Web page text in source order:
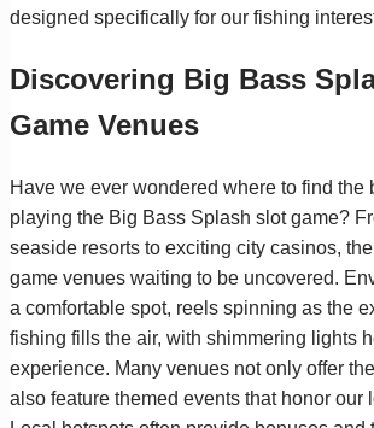
designed specifically for our fishing
Discovering Big Bass
Game Venues
Have we ever wondered where to find the
playing the Big Bass Splash slot game?
seaside resorts to exciting city casinos,
game venues waiting to be uncovered.
a comfortable spot, reels spinning as the
fishing fills the air, with shimmering lights
experience. Many venues not only offer
also feature themed events that honor our